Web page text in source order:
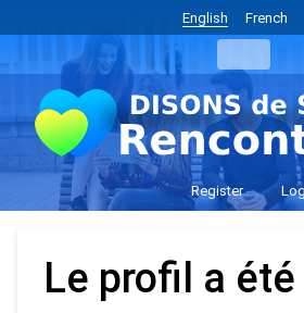
English French
Register
Le profil a